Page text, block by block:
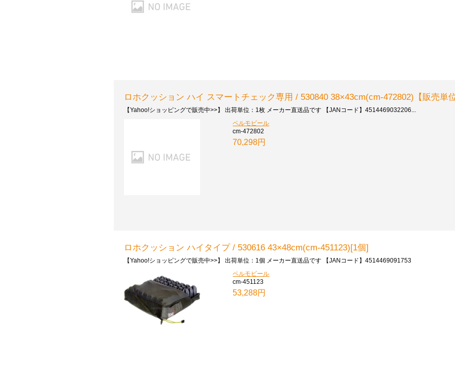
ロホクッション ハイ スマートチェック専用 / 530840 38×43cm(cm-472802)【販売単
【Yahoo!ショッピングで販売中>>】 出荷単位：1枚 メーカー直送品です 【JANコード】4514469032206...
ペルモビール
cm-472802
70,298円
ロホクッション ハイタイプ / 530616 43×48cm(cm-451123)[1個]
【Yahoo!ショッピングで販売中>>】 出荷単位：1個 メーカー直送品です 【JANコード】4514469091753
ペルモビール
cm-451123
53,288円